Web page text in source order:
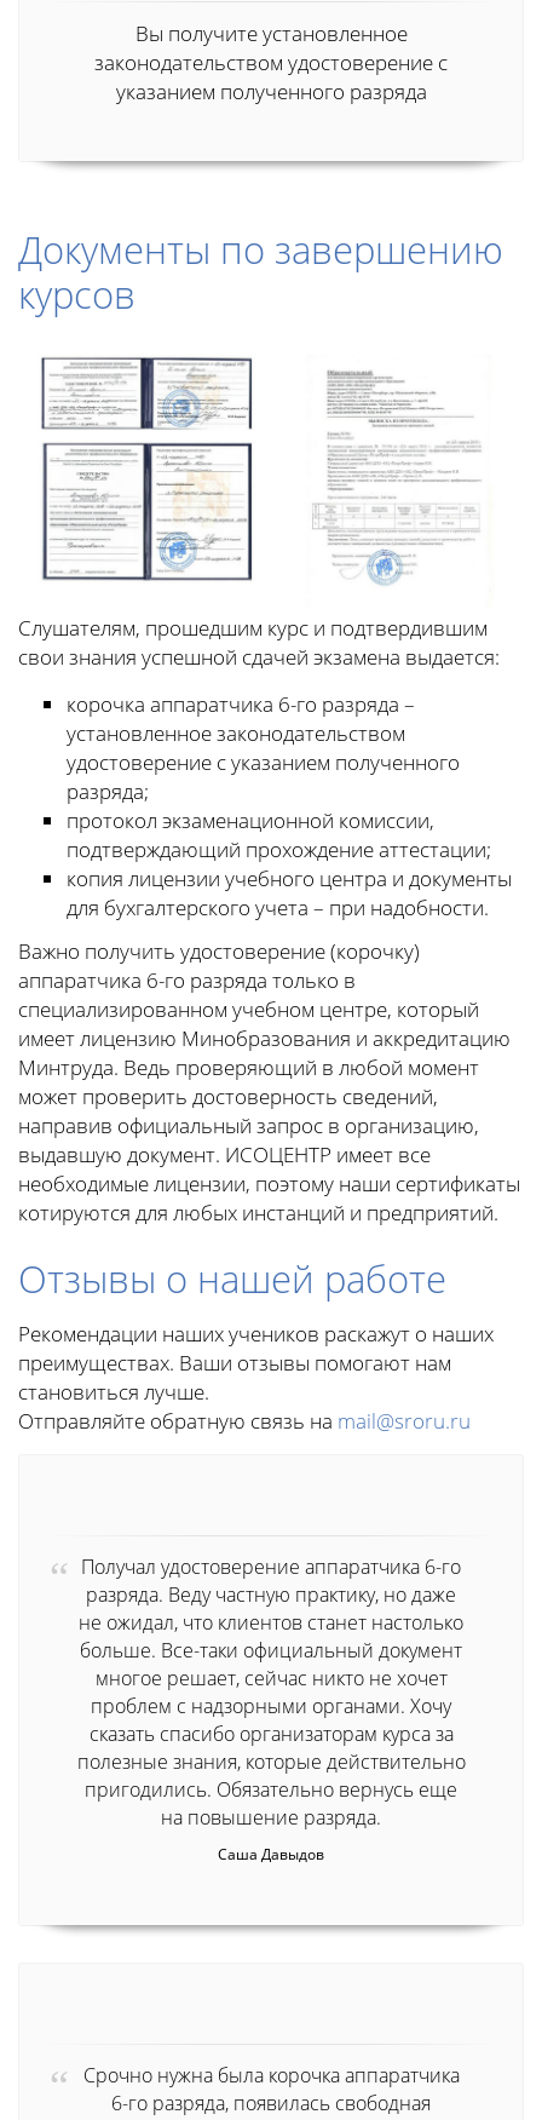
Вы получите установленное
законодательством удостоверение с
указанием полученного разряда
Документы по завершению
курсов
Слушателям, прошедшим курс и подтвердившим
свои знания успешной сдачей экзамена выдается:
корочка аппаратчика 6-го разряда –
установленное законодательством
удостоверение с указанием полученного
разряда;
протокол экзаменационной комиссии,
подтверждающий прохождение аттестации;
копия лицензии учебного центра и документы
для бухгалтерского учета – при надобности.
Важно получить удостоверение (корочку)
аппаратчика 6-го разряда только в
специализированном учебном центре, который
имеет лицензию Минобразования и аккредитацию
Минтруда. Ведь проверяющий в любой момент
может проверить достоверность сведений,
направив официальный запрос в организацию,
выдавшую документ. ИСОЦЕНТР имеет все
необходимые лицензии, поэтому наши сертификаты
котируются для любых инстанций и предприятий.
Отзывы о нашей работе
Рекомендации наших учеников раскажут о наших
преимуществах. Ваши отзывы помогают нам
становиться лучше.
Отправляйте обратную связь на mail@sroru.ru
Получал удостоверение аппаратчика 6-го
разряда. Веду частную практику, но даже
не ожидал, что клиентов станет настолько
больше. Все-таки официальный документ
многое решает, сейчас никто не хочет
проблем с надзорными органами. Хочу
сказать спасибо организаторам курса за
полезные знания, которые действительно
пригодились. Обязательно вернусь еще
на повышение разряда.
Саша Давыдов
Срочно нужна была корочка аппаратчика
6-го разряда, появилась свободная